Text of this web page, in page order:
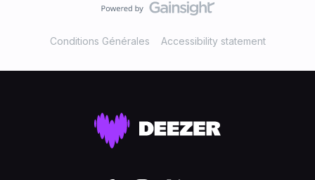
Conditions Générales Accessibility statement